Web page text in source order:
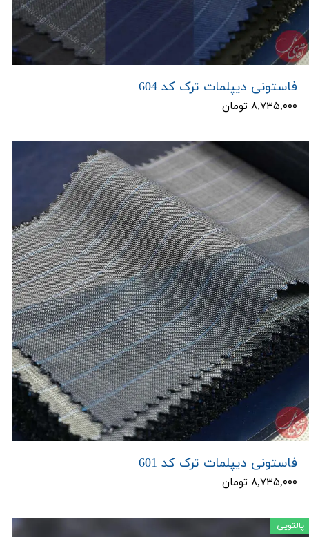
فاستونی دیپلمات ترک کد 604
۸,۷۳۵,۰۰۰ تومان
فاستونی دیپلمات ترک کد 601
۸,۷۳۵,۰۰۰ تومان
پالتویی